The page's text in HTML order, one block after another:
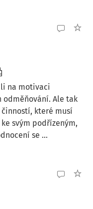
na motivaci
odměňování. Ale tak
které musí
svým podřízeným,
se ...